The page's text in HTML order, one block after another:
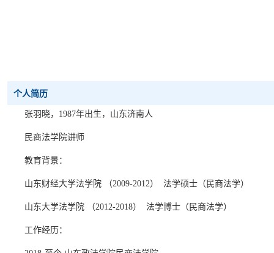
个人简历
张羽晓， 1987年出生，山东济南人
民商法学院讲师
教育背景：
山东财经大学法学院 （2009-2012） 法学硕士（民商法学）
山东大学法学院 （2012-2018） 法学博士（民商法学）
工作经历：